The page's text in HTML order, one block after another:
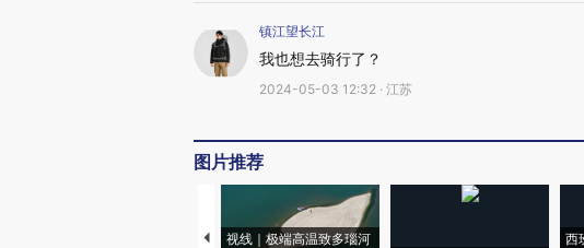
镇江望长江
我也想去骑行了？
2024-05-03 12:32 · 江苏
图片推荐
视线｜极端高温致多瑙河
西